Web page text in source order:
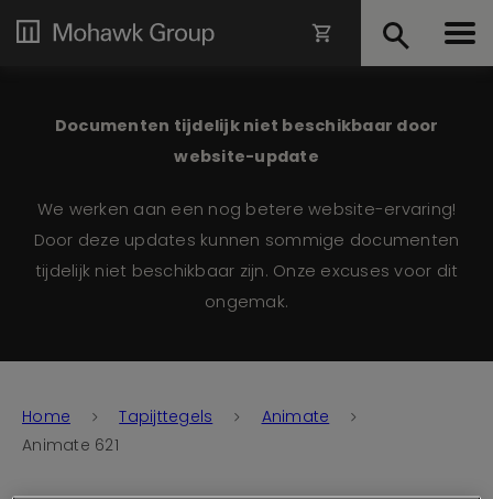
Documenten tijdelijk niet beschikbaar door
website-update
We werken aan een nog betere website-ervaring!
Door deze updates kunnen sommige documenten
tijdelijk niet beschikbaar zijn. Onze excuses voor dit
ongemak.
Home Tapijttegels
Animate
Animate 621